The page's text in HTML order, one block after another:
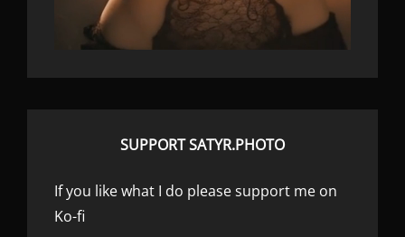
SUPPORT SATYR.PHOTO
If you like what I do please support me on
Ko-fi